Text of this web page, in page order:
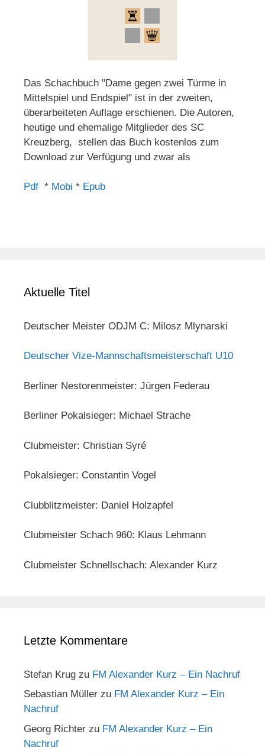
Das Schachbuch "Dame gegen zwei Türme in
Mittelspiel und Endspiel" ist in der zweiten,
überarbeiteten Auflage erschienen. Die Autoren,
heutige und ehemalige Mitglieder des SC
Kreuzberg, stellen das Buch kostenlos zum
Download zur Verfügung und zwar als
Pdf * Mobi * Epub
Aktuelle Titel
Deutscher Meister ODJM C: Milosz Mlynarski
Deutscher Vize-Mannschaftsmeisterschaft U10
Berliner Nestorenmeister: Jürgen Federau
Berliner Pokalsieger: Michael Strache
Clubmeister: Christian Syré
Pokalsieger: Constantin Vogel
Clubblitzmeister: Daniel Holzapfel
Clubmeister Schach 960: Klaus Lehmann
Clubmeister Schnellschach: Alexander Kurz
Letzte Kommentare
Stefan Krug zu FM Alexander Kurz – Ein Nachruf
Sebastian Müller zu FM Alexander Kurz – Ein
Nachruf
Georg Richter zu FM Alexander Kurz – Ein
Nachruf